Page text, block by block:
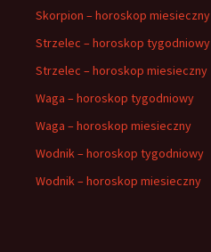
Skorpion – horoskop miesieczny
Strzelec – horoskop tygodniowy
Strzelec – horoskop miesieczny
Waga – horoskop tygodniowy
Waga – horoskop miesieczny
Wodnik – horoskop tygodniowy
Wodnik – horoskop miesieczny